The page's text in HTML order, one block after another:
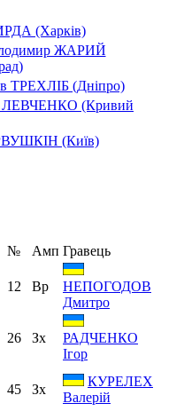
(Харків)
ЖАРИЙ
ТРЕХЛІБ (Дніпро)
ЛЕВЧЕНКО (Кривий
(Київ)
№ Амп Гравець
12 Вр
НЕПОГОДОВ
Дмитро
26 Зх
РАДЧЕНКО
Ігор
45 Зх
КУРЕЛЕХ
Валерій